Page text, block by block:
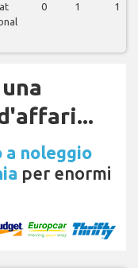
0 1 1
a noleggio
per enormi